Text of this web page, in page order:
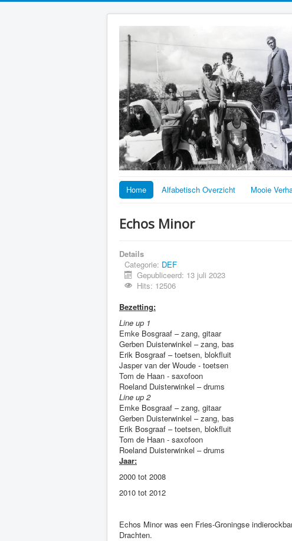
Home Alfabetisch Overzicht Mooie
Echos Minor
Details
Categorie: DEF
Gepubliceerd: 13 juli 2023
Hits: 12506
Bezetting:
Line up 1
Emke Bosgraaf – zang, gitaar
Gerben Duisterwinkel – zang, bas
Erik Bosgraaf – toetsen, blokfluit
Jasper van der Woude - toetsen
Tom de Haan - saxofoon
Roeland Duisterwinkel – drums
Line up 2
Emke Bosgraaf – zang, gitaar
Gerben Duisterwinkel – zang, bas
Erik Bosgraaf – toetsen, blokfluit
Tom de Haan - saxofoon
Roeland Duisterwinkel – drums
Jaar:
2000 tot 2008
2010 tot 2012
Echos Minor was een Fries-Groningse
Drachten.